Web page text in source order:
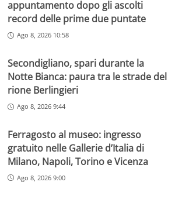
appuntamento dopo gli ascolti
record delle prime due puntate
Ago 8, 2026 10:58
Secondigliano, spari durante la
Notte Bianca: paura tra le strade del
rione Berlingieri
Ago 8, 2026 9:44
Ferragosto al museo: ingresso
gratuito nelle Gallerie d’Italia di
Milano, Napoli, Torino e Vicenza
Ago 8, 2026 9:00